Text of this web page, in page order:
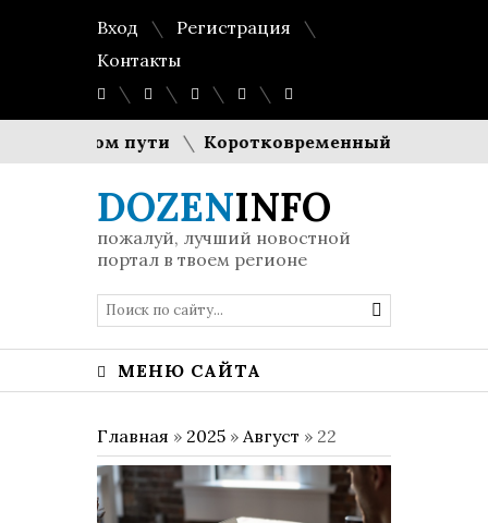
Вход
Регистрация
Контакты
долгом пути Коротковременный спад
DOZENINFO
пожалуй, лучший новостной
портал в твоем регионе
МЕНЮ САЙТА
Главная » 2025 » Август » 22